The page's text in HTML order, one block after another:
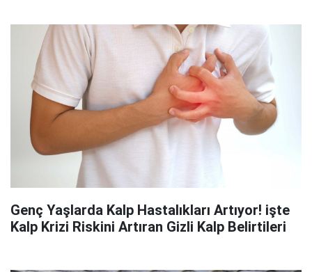
Genç Yaşlarda Kalp Hastalıkları Artıyor! işte
Kalp Krizi Riskini Artıran Gizli Kalp Belirtileri